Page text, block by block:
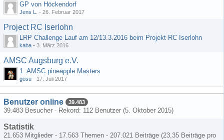
GP von Höckendorf
Jens L. - 26. Februar 2017
Project RC Iserlohn
LRP Challenge Lauf am 12/13.3.2016 beim Projekt RC Iserlohn
kaba - 3. März 2016
AMSC Augsburg e.V.
1. AMSC pineapple Masters
gosu - 17. Juli 2017
Benutzer online 39.483
39.483 Besucher - Rekord: 112 Benutzer (5. Oktober 2015)
Statistik
21.653 Mitglieder - 17.563 Themen - 207.021 Beiträge (23,35 Beiträge pro